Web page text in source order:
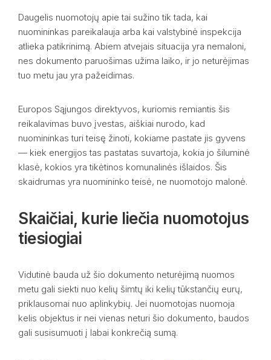
Daugelis nuomotojų apie tai sužino tik tada, kai
nuomininkas pareikalauja arba kai valstybinė inspekcija
atlieka patikrinimą. Abiem atvejais situacija yra nemaloni,
nes dokumento paruošimas užima laiko, ir jo neturėjimas
tuo metu jau yra pažeidimas.
Europos Sąjungos direktyvos, kuriomis remiantis šis
reikalavimas buvo įvestas, aiškiai nurodo, kad
nuomininkas turi teisę žinoti, kokiame pastate jis gyvens
— kiek energijos tas pastatas suvartoja, kokia jo šiluminė
klasė, kokios yra tikėtinos komunalinės išlaidos. Šis
skaidrumas yra nuomininko teisė, ne nuomotojo malonė.
Skaičiai, kurie liečia nuomotojus
tiesiogiai
Vidutinė bauda už šio dokumento neturėjimą nuomos
metu gali siekti nuo kelių šimtų iki kelių tūkstančių eurų,
priklausomai nuo aplinkybių. Jei nuomotojas nuomoja
kelis objektus ir nei vienas neturi šio dokumento, baudos
gali susisumuoti į labai konkrečią sumą.